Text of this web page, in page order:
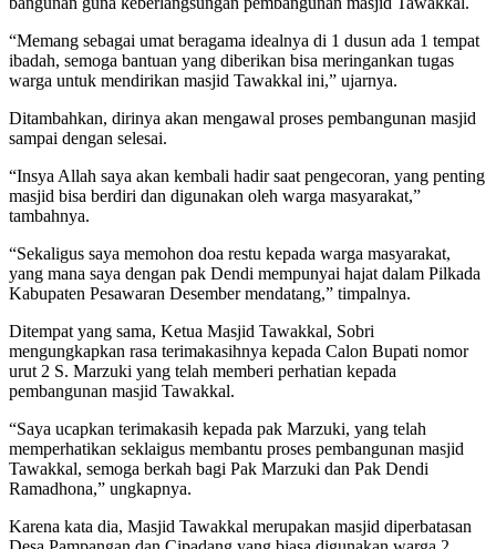
“Memang sebagai umat beragama idealnya di 1 dusun ada 1 tempat
ibadah, semoga bantuan yang diberikan bisa meringankan tugas
warga untuk mendirikan masjid Tawakkal ini,” ujarnya.
Ditambahkan, dirinya akan mengawal proses pembangunan masjid
sampai dengan selesai.
“Insya Allah saya akan kembali hadir saat pengecoran, yang penting
masjid bisa berdiri dan digunakan oleh warga masyarakat,”
tambahnya.
“Sekaligus saya memohon doa restu kepada warga masyarakat,
yang mana saya dengan pak Dendi mempunyai hajat dalam Pilkada
Kabupaten Pesawaran Desember mendatang,” timpalnya.
Ditempat yang sama, Ketua Masjid Tawakkal, Sobri
mengungkapkan rasa terimakasihnya kepada Calon Bupati nomor
urut 2 S. Marzuki yang telah memberi perhatian kepada
pembangunan masjid Tawakkal.
“Saya ucapkan terimakasih kepada pak Marzuki, yang telah
memperhatikan seklaigus membantu proses pembangunan masjid
Tawakkal, semoga berkah bagi Pak Marzuki dan Pak Dendi
Ramadhona,” ungkapnya.
Karena kata dia, Masjid Tawakkal merupakan masjid diperbatasan